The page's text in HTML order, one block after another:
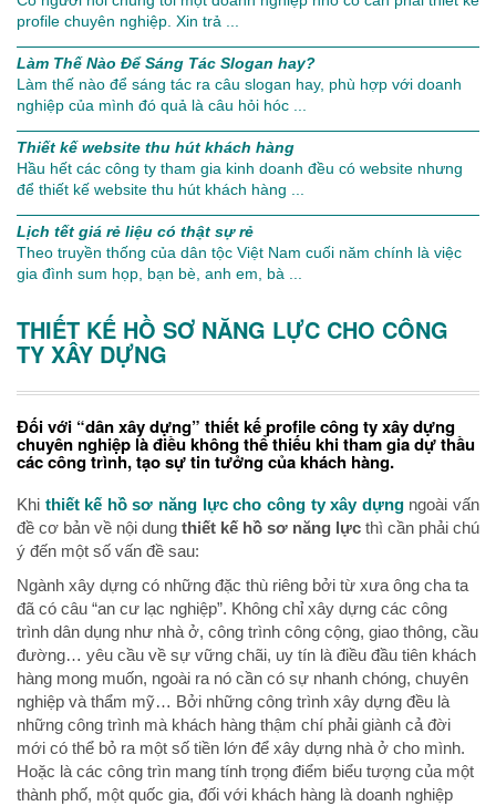
profile chuyên nghiệp. Xin trả ...
Làm Thế Nào Để Sáng Tác Slogan hay?
Làm thế nào để sáng tác ra câu slogan hay, phù hợp với doanh
nghiệp của mình đó quả là câu hỏi hóc ...
Thiết kế website thu hút khách hàng
Hầu hết các công ty tham gia kinh doanh đều có website nhưng
để thiết kế website thu hút khách hàng ...
Lịch tết giá rẻ liệu có thật sự rẻ
Theo truyền thống của dân tộc Việt Nam cuối năm chính là việc
gia đình sum họp, bạn bè, anh em, bà ...
THIẾT KẾ HỒ SƠ NĂNG LỰC CHO CÔNG
TY XÂY DỰNG
Đối với “dân xây dựng” thiết kế profile công ty xây dựng
chuyên nghiệp là điều không thể thiếu khi tham gia dự thầu
các công trình, tạo sự tin tưởng của khách hàng.
Khi thiết kế hồ sơ năng lực cho công ty xây dựngngoài vấn
đề cơ bản về nội dung thiết kế hồ sơ năng lực thì cần phải chú
ý đến một số vấn đề sau:
Ngành xây dựng có những đặc thù riêng bởi từ xưa ông cha ta
đã có câu “an cư lạc nghiệp”. Không chỉ xây dựng các công
trình dân dụng như nhà ở, công trình công cộng, giao thông, cầu
đường… yêu cầu về sự vững chãi, uy tín là điều đầu tiên khách
hàng mong muốn, ngoài ra nó cần có sự nhanh chóng, chuyên
nghiệp và thẩm mỹ… Bởi những công trình xây dựng đều là
những công trình mà khách hàng thậm chí phải giành cả đời
mới có thể bỏ ra một số tiền lớn để xây dựng nhà ở cho mình.
Hoặc là các công trìn mang tính trọng điểm biểu tượng của một
thành phố, một quốc gia, đối với khách hàng là doanh nghiệp